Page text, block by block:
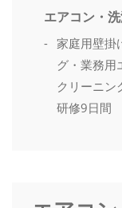
エアコン・
家庭用壁掛
グ・業務用
クリーニン
研修9日間